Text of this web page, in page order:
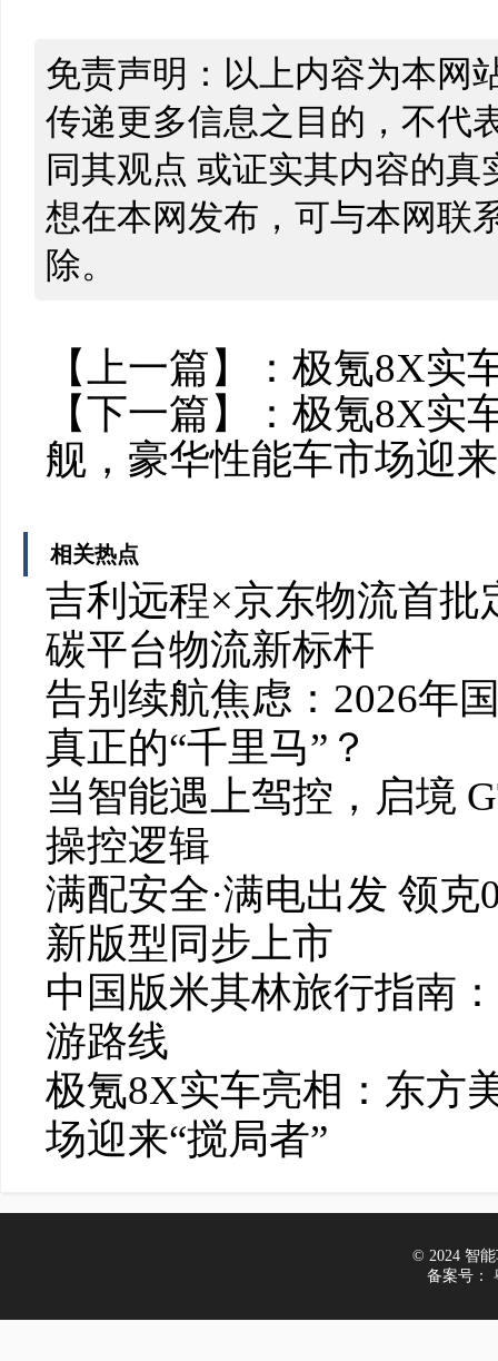
免责声明：以上内容为本网
传递更多信息之目的，不代
同其观点 或证实其内容的
想在本网发布，可与本网联
除。
【上一篇】： 极氪8X实
【下一篇】： 极氪8X实
舰，豪华性能车市场迎
相关热点
吉利远程×京东物流首批
碳平台物流新标杆
告别续航焦虑：2026年
真正的“千里马”？
当智能遇上驾控，启境
操控逻辑
满配安全·满电出发 领克
新版型同步上市
中国版米其林旅行指南
游路线
极氪8X实车亮相：东方
场迎来“搅局者”
© 2024 智能
备案号：